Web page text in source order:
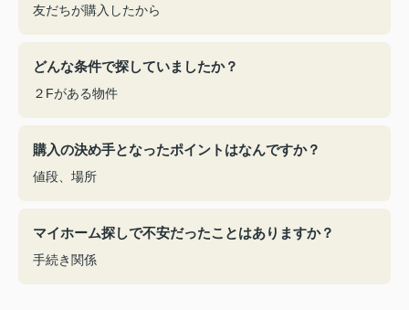
友だちが購入したから
どんな条件で探していましたか？
２Fがある物件
購入の決め手となったポイントはなんですか？
値段、場所
マイホーム探しで不安だったことはありますか？
手続き関係